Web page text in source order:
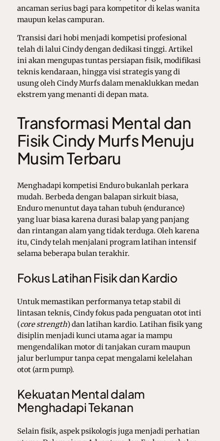
ancaman serius bagi para kompetitor di kelas wanita
maupun kelas campuran.
Transisi dari hobi menjadi kompetisi profesional
telah di lalui Cindy dengan dedikasi tinggi. Artikel
ini akan mengupas tuntas persiapan fisik, modifikasi
teknis kendaraan, hingga visi strategis yang di
usung oleh Cindy Murfs dalam menaklukkan medan
ekstrem yang menanti di depan mata.
Transformasi Mental dan
Fisik Cindy Murfs Menuju
Musim Terbaru
Menghadapi kompetisi Enduro bukanlah perkara
mudah. Berbeda dengan balapan sirkuit biasa,
Enduro menuntut daya tahan tubuh (endurance)
yang luar biasa karena durasi balap yang panjang
dan rintangan alam yang tidak terduga. Oleh karena
itu, Cindy telah menjalani program latihan intensif
selama beberapa bulan terakhir.
Fokus Latihan Fisik dan Kardio
Untuk memastikan performanya tetap stabil di
lintasan teknis, Cindy fokus pada penguatan otot inti
(core strength) dan latihan kardio. Latihan fisik yang
disiplin menjadi kunci utama agar ia mampu
mengendalikan motor di tanjakan curam maupun
jalur berlumpur tanpa cepat mengalami kelelahan
otot (arm pump).
Kekuatan Mental dalam
Menghadapi Tekanan
Selain fisik, aspek psikologis juga menjadi perhatian